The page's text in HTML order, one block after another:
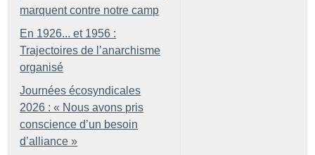
marquent contre notre camp
En 1926... et 1956 :
Trajectoires de l’anarchisme
organisé
Journées écosyndicales
2026 : « Nous avons pris
conscience d’un besoin
d’alliance »